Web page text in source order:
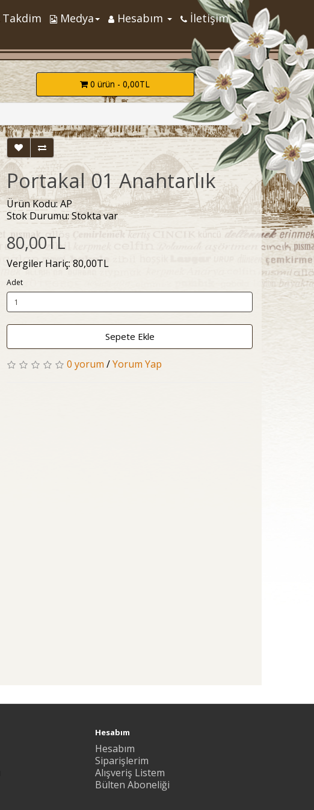
Takdim Medya Hesabım İletişim
0 ürün - 0,00TL
Portakal 01 Anahtarlık
Ürün Kodu: AP
Stok Durumu: Stokta var
80,00TL
Vergiler Hariç: 80,00TL
Adet
Sepete Ekle
0 yorum /Yorum Yap
Hesabım
Hesabım
Siparişlerim
Alışveriş Listem
Bülten Aboneliği